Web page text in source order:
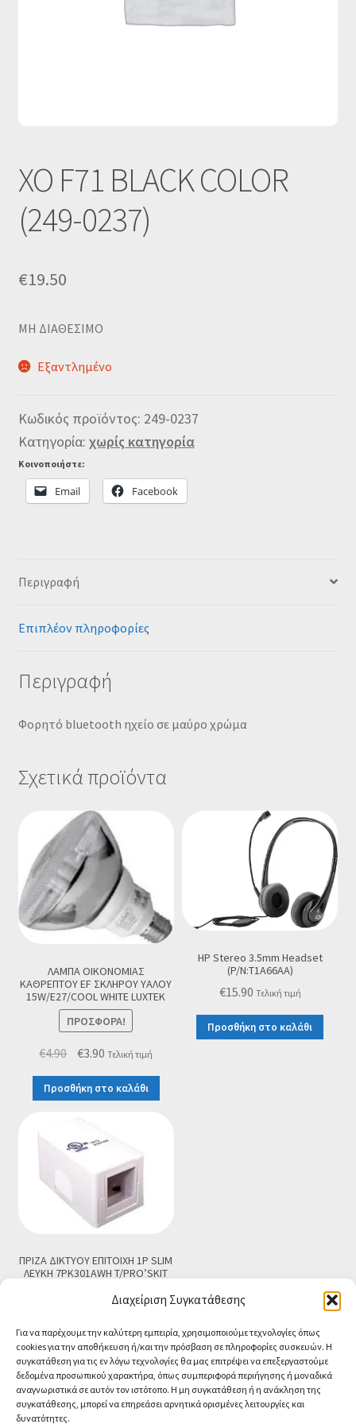
Διαχείριση Συγκατάθεσης
Για να παρέχουμε την καλύτερη εμπειρία, χρησιμοποιούμε τεχνολογίες όπως
cookies για την αποθήκευση ή/και την πρόσβαση σε πληροφορίες συσκευών. Η
συγκατάθεση για τις εν λόγω τεχνολογίες θα μας επιτρέψει να επεξεργαστούμε
δεδομένα προσωπικού χαρακτήρα, όπως συμπεριφορά περιήγησης ή μοναδικά
αναγνωριστικά σε αυτόν τον ιστότοπο. Η μη συγκατάθεση ή η ανάκληση της
συγκατάθεσης, μπορεί να επηρεάσει αρνητικά ορισμένες λειτουργίες και
δυνατότητες.
XO F71 BLACK COLOR
(249-0237)
€19.50
MΗ ΔΙΑΘΕΣΙΜΟ
Εξαντλημένο
Κωδικός προϊόντος: 249-0237
Κατηγορία: χωρίς κατηγορία
Κοινοποιήστε:
Email Facebook
Περιγραφή
Επιπλέον πληροφορίες
Περιγραφή
Φορητό bluetooth ηχείο σε μαύρο χρώμα
Σχετικά προϊόντα
ΛΑΜΠΑ ΟΙΚΟΝΟΜΙΑΣ
ΚΑΘΡΕΠΤΟΥ EF ΣΚΛΗΡΟΥ ΥΑΛΟΥ
15W/E27/COOL WHITE LUXTEK
ΠΡΟΣΦΟΡΆ!
€4.90 Original
price
was:
€3.90 Η
τρέχουσα
τιμή
Τελική τιμή
Προσθήκη στο καλάθι
HP Stereo 3.5mm Headset
(P/N:T1A66AA)
€15.90 Τελική τιμή
Προσθήκη στο καλάθι
ΠΡΙΖΑ ΔΙΚΤΥΟΥ ΕΠΙΤΟΙΧΗ 1P SLIM
ΛΕΥΚΗ 7PK301AWH T/PRO’SKIT
Τελική τιμή
Προσθήκη στο καλάθι